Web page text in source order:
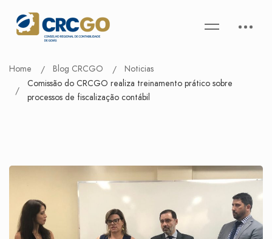
Home Blog CRCGO
Noticias
Comissão do CRCGO realiza treinamento prático sobre
processos de fiscalização contábil